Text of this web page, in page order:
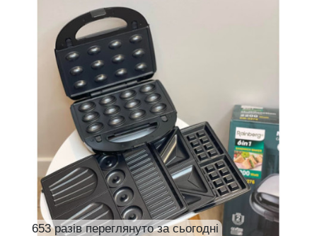
653 разів переглянуто за сьогодні